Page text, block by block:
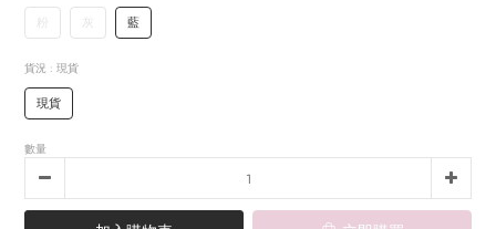
粉 灰 藍
貨況 : 現貨
現貨
數量